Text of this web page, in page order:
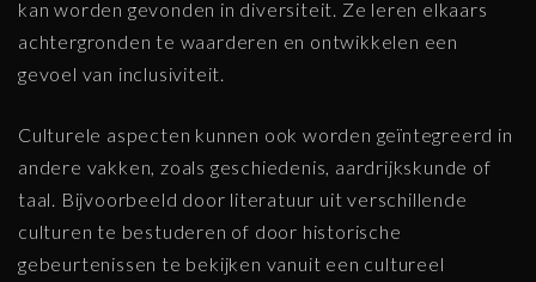
kan worden gevonden in diversiteit. Ze leren elkaars
achtergronden te waarderen en ontwikkelen een
gevoel van inclusiviteit.
Culturele aspecten kunnen ook worden geïntegreerd in
andere vakken, zoals geschiedenis, aardrijkskunde of
taal. Bijvoorbeeld door literatuur uit verschillende
culturen te bestuderen of door historische
gebeurtenissen te bekijken vanuit een cultureel